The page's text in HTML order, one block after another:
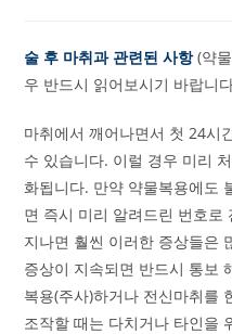
술 후 마취과 관련된 사항(약
우 반드시 읽어보시기 바랍니
마취에서 깨어나면서 첫 24시
수 있습니다. 이럴 경우 미리
화됩니다. 만약 약물복용에도
면 즉시 미리 알려드린 번호로
지나면 훨씬 이러한 증상들은
증상이 지속되면 반드시 통보
복용(주사)하거나 전신마취를
조작할 때는 다치거나 타인을